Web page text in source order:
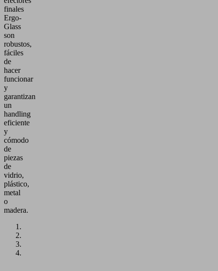
finales
Ergo-
Glass
son
robustos,
fáciles
de
hacer
funcionar
y
garantizan
un
handling
eficiente
y
cómodo
de
piezas
de
vidrio,
plástico,
metal
o
madera.